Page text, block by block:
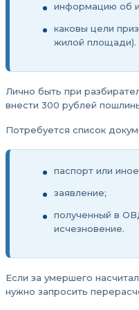
информацию об
каковы цели
жилой площади).
Лично быть при
внести 300 рублей
Потребуется список
паспорт или
заявление;
полученный в
исчезновение.
Если за умершего
нужно запросить